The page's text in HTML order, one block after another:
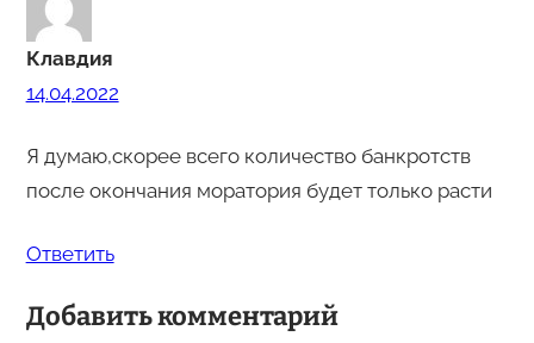
Клавдия
14.04.2022
Я думаю,скорее всего количество банкротств
после окончания моратория будет только расти
Ответить
Добавить комментарий